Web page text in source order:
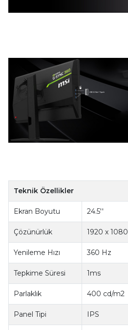
Teknik Özellikler
Ekran Boyutu 24.5''
Çözünürlük 1920 x 1080
Yenileme Hızı 360 Hz
Tepkime Süresi 1ms
Parlaklık 400 cd/m2
Panel Tipi IPS